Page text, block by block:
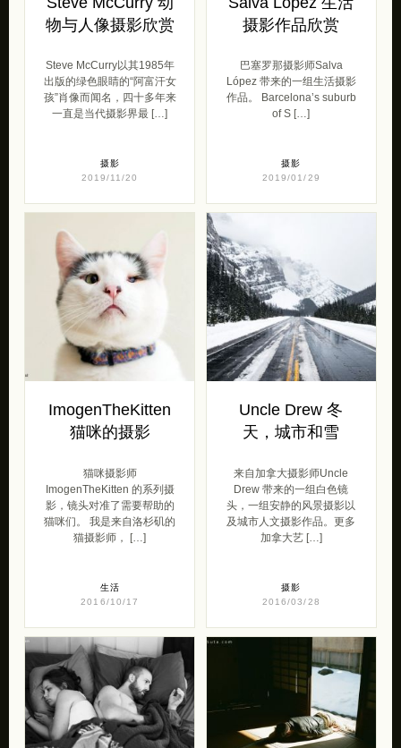
物与人像摄影欣赏
Steve McCurry以其1985年
出版的绿色眼睛的“阿富汗女
孩”肖像而闻名，四十多年来
一直是当代摄影界最 […]
摄影
2019/11/20
摄影作品欣赏
巴塞罗那摄影师Salva
López 带来的一组生活摄影
作品。 Barcelona’s suburb
of S […]
摄影
2019/01/29
ImogenTheKitten
猫咪的摄影
猫咪摄影师
ImogenTheKitten 的系列摄
影，镜头对准了需要帮助的
猫咪们。 我是来自洛杉矶的
猫摄影师， […]
生活
2016/10/17
Uncle Drew 冬
天，城市和雪
来自加拿大摄影师Uncle
Drew 带来的一组白色镜
头，一组安静的风景摄影以
及城市人文摄影作品。更多
加拿大艺 […]
摄影
2016/03/28